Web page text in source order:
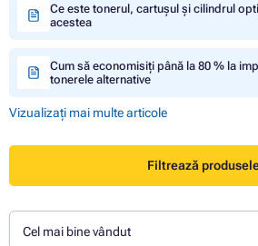
Ce este tonerul, cartușul și cilindrul
acestea
Cum să economisiți până la 80 % la
tonerele alternative
Vizualizați mai multe articole
Filtrează
Cel mai bine vândut